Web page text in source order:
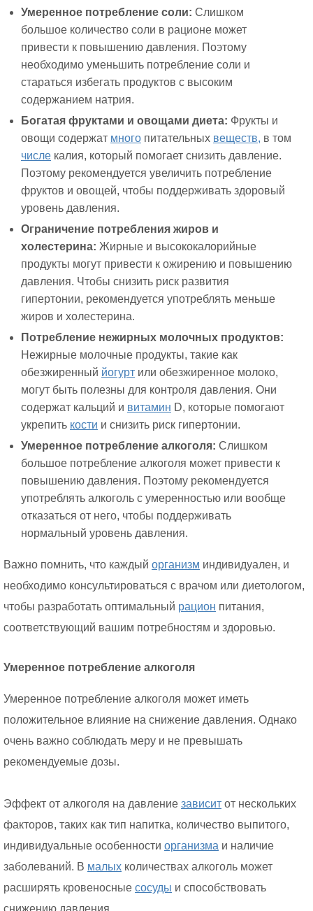
Умеренное потребление соли: Слишком
большое количество соли в рационе может
привести к повышению давления. Поэтому
необходимо уменьшить потребление соли и
стараться избегать продуктов с высоким
содержанием натрия.
Богатая фруктами и овощами диета: Фрукты и
овощи содержат много питательных веществ, в том
числе калия, который помогает снизить давление.
Поэтому рекомендуется увеличить потребление
фруктов и овощей, чтобы поддерживать здоровый
уровень давления.
Ограничение потребления жиров и
холестерина: Жирные и высококалорийные
продукты могут привести к ожирению и повышению
давления. Чтобы снизить риск развития
гипертонии, рекомендуется употреблять меньше
жиров и холестерина.
Потребление нежирных молочных продуктов:
Нежирные молочные продукты, такие как
обезжиренный йогурт или обезжиренное молоко,
могут быть полезны для контроля давления. Они
содержат кальций и витамин D, которые помогают
укрепить кости и снизить риск гипертонии.
Умеренное потребление алкоголя: Слишком
большое потребление алкоголя может привести к
повышению давления. Поэтому рекомендуется
употреблять алкоголь с умеренностью или вообще
отказаться от него, чтобы поддерживать
нормальный уровень давления.
Важно помнить, что каждый организм индивидуален, и
необходимо консультироваться с врачом или диетологом,
чтобы разработать оптимальный рацион питания,
соответствующий вашим потребностям и здоровью.
Умеренное потребление алкоголя
Умеренное потребление алкоголя может иметь
положительное влияние на снижение давления. Однако
очень важно соблюдать меру и не превышать
рекомендуемые дозы.
Эффект от алкоголя на давление зависит от нескольких
факторов, таких как тип напитка, количество выпитого,
индивидуальные особенности организма и наличие
заболеваний. В малых количествах алкоголь может
расширять кровеносные сосуды и способствовать
снижению давления.